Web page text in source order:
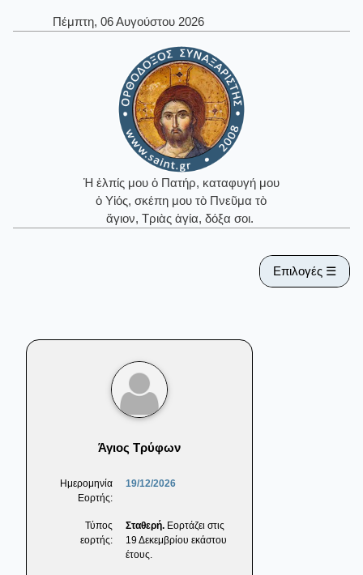
Πέμπτη, 06 Αυγούστου 2026
Ἡ ἐλπίς μου ὁ Πατήρ, καταφυγή μου
ὁ Υἱός, σκέπη μου τὸ Πνεῦμα τὸ
ἅγιον, Τριὰς ἁγία, δόξα σοι.
Επιλογές ☰
Άγιος Τρύφων
Ημερομηνία
Εορτής:
19/12/2026
Τύπος
εορτής:
Σταθερή. Εορτάζει στις
19 Δεκεμβρίου εκάστου
έτους.